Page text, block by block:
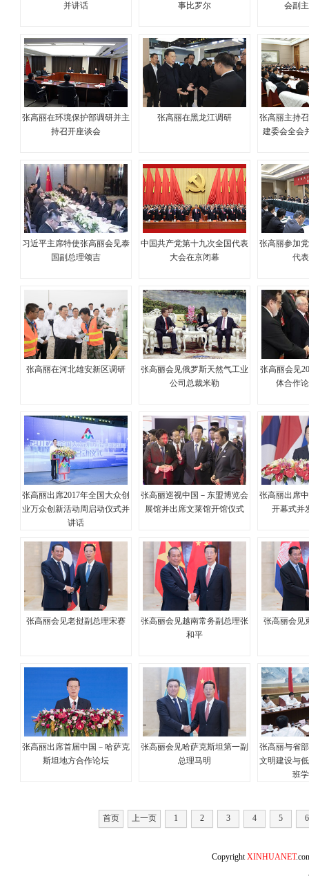
并讲话
事比罗尔
会副
张高丽在环境保护部调研并主
持召开座谈会
张高丽在黑龙江调研
张高丽主持
建委会全会
习近平主席特使张高丽会见泰
国副总理颂吉
中国共产党第十九次全国代表
大会在京闭幕
张高丽参加
代
张高丽在河北雄安新区调研
张高丽会见俄罗斯天然气工业
公司总裁米勒
张高丽会见
体合作
张高丽出席2017年全国大众创
业万众创新活动周启动仪式并
讲话
张高丽巡视中国－东盟博览会
展馆并出席文莱馆开馆仪式
张高丽出席
开幕式并
张高丽会见老挝副总理宋赛
张高丽会见越南常务副总理张
和平
张高丽会见
张高丽出席首届中国－哈萨克
斯坦地方合作论坛
张高丽会见哈萨克斯坦第一副
总理马明
张高丽与省
文明建设与
班
首页 上一页 1 2 3 4 5 6
CopyrightXINHUANET